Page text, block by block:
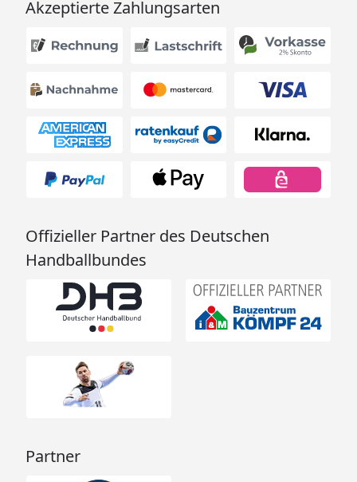
Akzeptierte Zahlungsarten
Offizieller Partner des Deutschen
Handballbundes
Partner